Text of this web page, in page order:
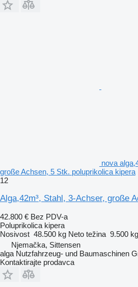
nova
große Achsen, 5 Stk. poluprikolica kipera
12
Alga,42m³, Stahl, 3-Achser, große
42.800 € Bez PDV-a
Poluprikolica kipera
Nosivost 48.500 kg Neto težina 9.500 kg
Njemačka, Sittensen
alga Nutzfahrzeug- und Baumaschinen
Kontaktirajte prodavca